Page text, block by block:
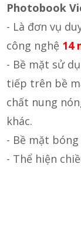
Photobook
- Là đơn vụ
công nghệ 14
- Bề mặt sử
tiếp trên bề
chất nung
khác.
- Bề mặt
- Thể hiện